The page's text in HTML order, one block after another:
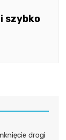
szybko
drogi